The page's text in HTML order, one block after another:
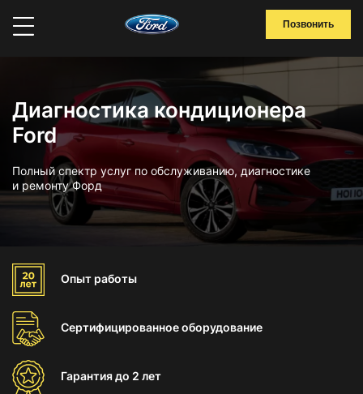
Позвонить
Диагностика кондиционера
Ford
Полный спектр услуг по обслуживанию, диагностике
и ремонту Форд
Опыт работы
Сертифицированноеоборудование
Гарантиядо 2 лет